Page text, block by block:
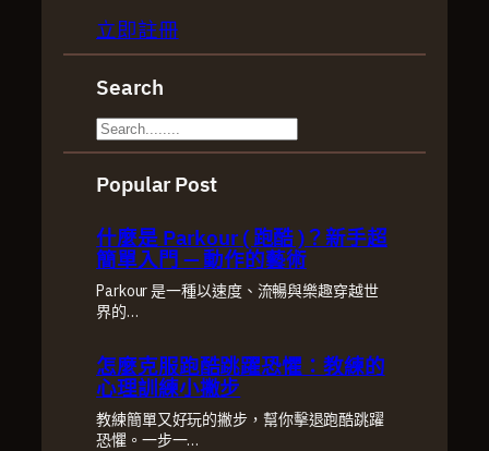
立即註冊
Search
S
e
a
c
h
Popular Post
什麼是 Parkour ( 跑酷 )？新手超
簡單入門 — 動作的藝術
Parkour 是一種以速度、流暢與樂趣穿越世
界的…
怎麼克服跑酷跳躍恐懼：教練的
心理訓練小撇步
教練簡單又好玩的撇步，幫你擊退跑酷跳躍
恐懼。一步一…